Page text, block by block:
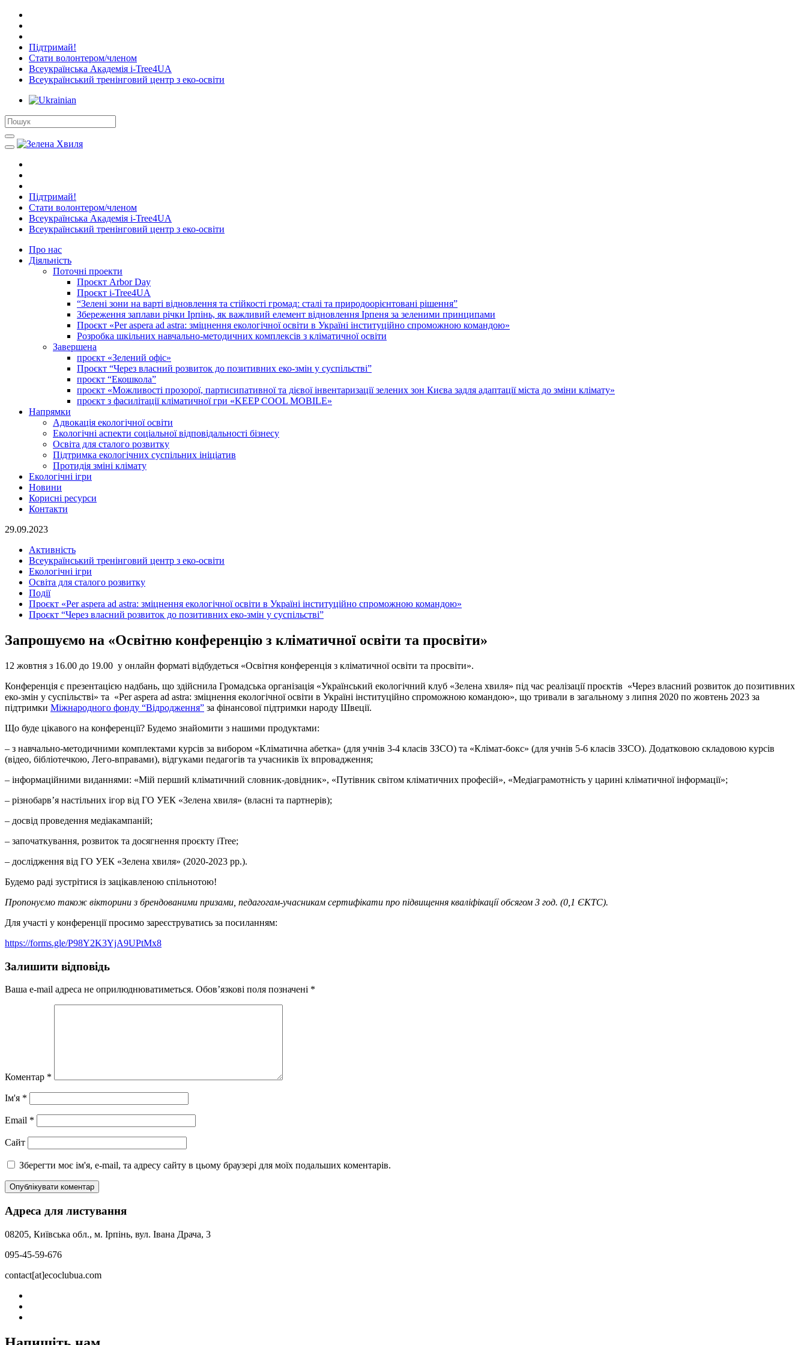
Підтримай!
Стати волонтером/членом
Всеукраїнська Академія i-Tree4UA
Всеукраїнський тренінговий центр з еко-освіти
Підтримай!
Стати волонтером/членом
Всеукраїнська Академія i-Tree4UA
Всеукраїнський тренінговий центр з еко-освіти
Про нас
Діяльність
Поточні проекти
Проєкт Arbor Day
Проєкт i-Tree4UA
“Зелені зони на варті відновлення та стійкості громад: cталі та природоорієнтовані рішення”
Збереження заплави річки Ірпінь, як важливий елемент відновлення Ірпеня за зеленими принципами
Проєкт «Per aspera ad astra: зміцнення екологічної освіти в Україні інституційно спроможною командою»
Розробка шкільних навчально-методичних комплексів з кліматичної освіти
Завершена
проєкт «Зелений офіс»
Проєкт “Через власний розвиток до позитивних еко-змін у суспільстві”
проєкт “Екошкола”
проєкт «Можливості прозорої, партисипативної та дієвої інвентаризації зелених зон Києва задля адаптації міста до зміни клімату»
проєкт з фасилітації кліматичної гри «KEEP COOL MOBILE»
Напрямки
Адвокація екологічної освіти
Екологічні аспекти соціальної відповідальності бізнесу
Освіта для сталого розвитку
Підтримка екологічних суспільних ініціатив
Протидія зміні клімату
Екологічні ігри
Новини
Корисні ресурси
Контакти
29.09.2023
Активність
Всеукраїнський тренінговий центр з еко-освіти
Екологічні ігри
Освіта для сталого розвитку
Події
Проєкт «Per aspera ad astra: зміцнення екологічної освіти в Україні інституційно спроможною командою»
Проєкт “Через власний розвиток до позитивних еко-змін у суспільстві”
Запрошуємо на «Освітню конференцію з кліматичної освіти та просвіти»
12 жовтня з 16.00 до 19.00 у онлайн форматі відбудеться «Освітня конференція з кліматичної освіти та просвіти».
Конференція є презентацією надбань, що здійснила Громадська організація «Український екологічний клуб «Зелена хвиля» під час реалізації проєктів «Через власний розвиток до позитивних
еко-змін у суспільстві» та «Per aspera ad astra: зміцнення екологічної освіти в Україні інституційно спроможною командою», що тривали в загальному з липня 2020 по жовтень 2023 за
підтримки Міжнародного фонду “Відродження” за фінансової підтримки народу Швеції.
Що буде цікавого на конференції? Будемо знайомити з нашими продуктами:
– з навчально-методичними комплектами курсів за вибором «Кліматична абетка» (для учнів 3-4 класів ЗЗСО) та «Клімат-бокс» (для учнів 5-6 класів ЗЗСО). Додатковою складовою курсів
(відео, бібліотечкою, Лего-вправами), відгуками педагогів та учасників їх впровадження;
– інформаційними виданнями: «Мій перший кліматичний словник-довідник», «Путівник світом кліматичних професій», «Медіаграмотність у царині кліматичної інформації»;
– різнобарв’я настільних ігор від ГО УЕК «Зелена хвиля» (власні та партнерів);
– досвід проведення медіакампаній;
– започаткування, розвиток та досягнення проєкту iTree;
– дослідження від ГО УЕК «Зелена хвиля» (2020-2023 рр.).
Будемо раді зустрітися із зацікавленою спільнотою!
Пропонуємо також вікторини з брендованими призами, педагогам-учасникам сертифікати про підвищення кваліфікації обсягом 3 год. (0,1 ЄКТС).
Для участі у конференції просимо зареєструватись за посиланням:
https://forms.gle/P98Y2K3YjA9UPtMx8
Залишити відповідь
Ваша e-mail адреса не оприлюднюватиметься. Обов’язкові поля позначені *
Коментар *
Ім'я *
Email *
Сайт
Зберегти моє ім'я, e-mail, та адресу сайту в цьому браузері для моїх подальших коментарів.
Адреса для листування
08205, Київська обл., м. Ірпінь, вул. Івана Драча, 3
095-45-59-676
contact[at]ecoclubua.com